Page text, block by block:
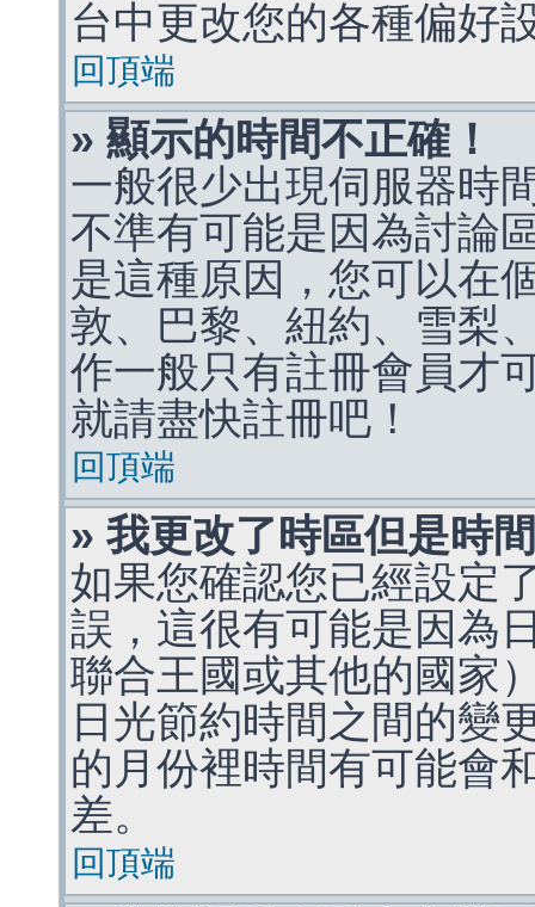
台中更改您的各種偏好
回頂端
» 顯示的時間不正確！
一般很少出現伺服器時
不準有可能是因為討論
是這種原因，您可以在
敦、巴黎、紐約、雪梨
作一般只有註冊會員才
就請盡快註冊吧！
回頂端
» 我更改了時區但是時
如果您確認您已經設定
誤，這很有可能是因為
聯合王國或其他的國家
日光節約時間之間的變
的月份裡時間有可能會
差。
回頂端